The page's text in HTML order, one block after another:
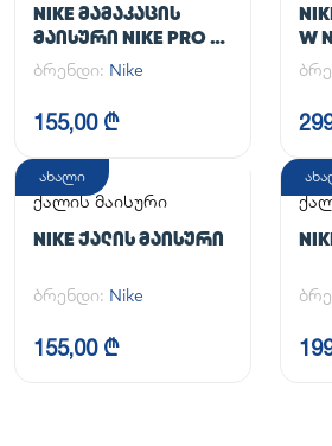
NIKE ᲛᲐᲛᲐᲙᲐᲪᲘᲡ
ᲛᲐᲘᲡᲣᲠᲘ NIKE PRO DF
365 CROP LS
ბრენდი: Nike
155,00 ₾
W
ახალი
ქალის მაისური
NIKE ᲥᲐᲚᲘᲡ ᲛᲐᲘᲡᲣᲠᲘ
ბრენდი: Nike
155,00 ₾